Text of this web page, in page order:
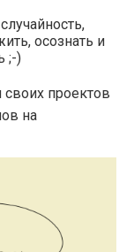
осознать и
;-)
проектов
на